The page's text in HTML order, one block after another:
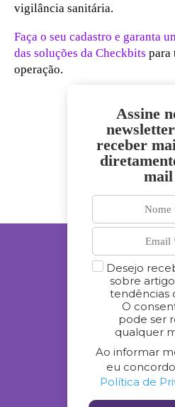
vigilância sanitária.
Faça o seu cadastro e garanta
das soluções da Checkbits para
operação.
Assine
receber
mail
Desejo
sobre
tendências
O
pode ser
qualquer
Ao informar
eu
Política de